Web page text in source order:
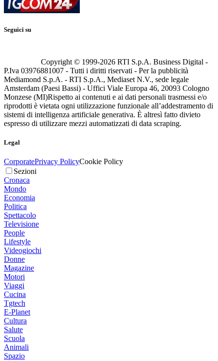
Seguici su
Copyright © 1999-2026 RTI S.p.A. Business Digital -
P.Iva 03976881007 - Tutti i diritti riservati - Per la pubblicità
Mediamond S.p.A. - RTI S.p.A., Mediaset N.V., sede legale
Amsterdam (Paesi Bassi) - Uffici Viale Europa 46, 20093 Cologno
Monzese (MI)Rispetto ai contenuti e ai dati personali trasmessi e/o
riprodotti è vietata ogni utilizzazione funzionale all’addestramento di
sistemi di intelligenza artificiale generativa. È altresì fatto divieto
espresso di utilizzare mezzi automatizzati di data scraping.
Legal
CorporatePrivacy PolicyCookie Policy
Sezioni
Cronaca
Mondo
Economia
Politica
Spettacolo
Televisione
People
Lifestyle
Videogiochi
Donne
Magazine
Motori
Viaggi
Cucina
Tgtech
E-Planet
Cultura
Salute
Scuola
Animali
Spazio